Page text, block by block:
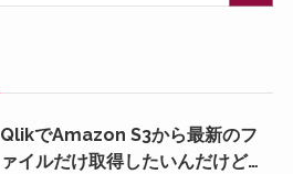
QlikでAmazon S3から最新のフ
ァイルだけ取得したいんだけど…